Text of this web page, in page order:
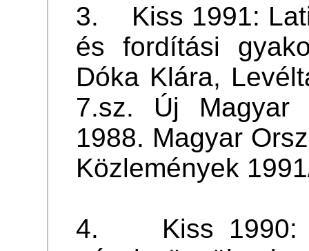
3. Kiss 1991:
és fordítási
Dóka Klára,
7.sz. Új Magyar
1988. Magyar
Közlemények
4. Kiss 1990: